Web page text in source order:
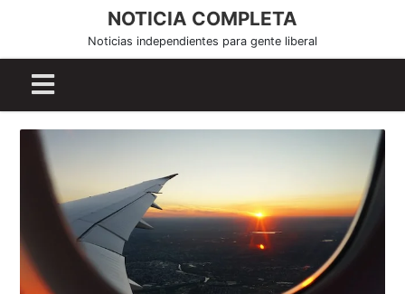
i
NOTICIA COMPLETA
Noticias independientes para gente liberal